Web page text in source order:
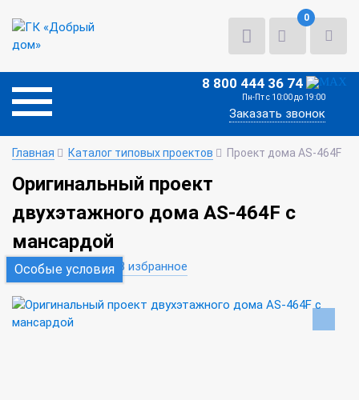
0
8 800 444 36 74
Пн-Пт с 10:00 до 19:00
Заказать звонок
Главная Каталог типовых проектов Проект дома AS-464F
Оригинальный проект
двухэтажного дома AS-464F с
мансардой
В сравнение В избранное
Особые условия